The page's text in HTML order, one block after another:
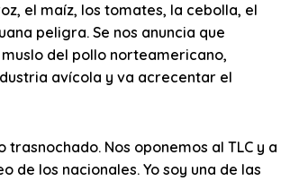
el maíz, los tomates, la cebolla, el
peligra. Se nos anuncia que
del pollo norteamericano,
avícola y va acrecentar el
Nos oponemos al TLC y a
los nacionales. Yo soy una de las